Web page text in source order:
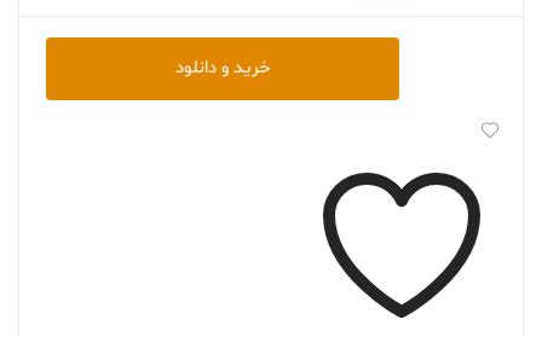
Subtle
Not
Giving
خرید و دانلود